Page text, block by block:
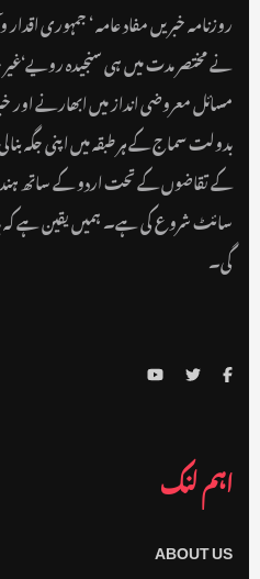
روزنامہ خبریں مفاد عامہ ‘ جمہوری
نے مختصر مدت میں ہی سنجیدہ رویے‘غیر
مسائل معروضی انداز میں ابھارنے اور
بدولت سماج کے ہر طبقہ میں اپنی جگہ
سائٹ شروع کی ہے۔ ہمیں یقین ہے کہ
گی۔
اہم لنک
ABOUT US